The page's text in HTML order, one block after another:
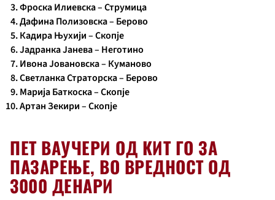
Фроска Илиевска – Струмица
Дафина Полизовска – Берово
Кадира Њухији – Скопје
Јадранка Јанева – Неготино
Ивона Јовановска – Куманово
Светланка Страторска – Берово
Марија Баткоска – Скопје
Артан Зекири – Скопје
ПЕТ ВАУЧЕРИ ОД КИТ ГО ЗА
ПАЗАРЕЊЕ, ВО ВРЕДНОСТ ОД
3000 ДЕНАРИ